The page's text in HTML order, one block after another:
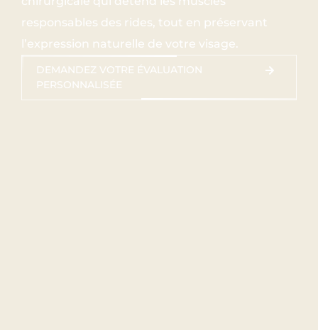
responsables des rides, tout en préservant
l’expression naturelle de votre visage.
DEMANDEZ VOTRE ÉVALUATION
PERSONNALISÉE